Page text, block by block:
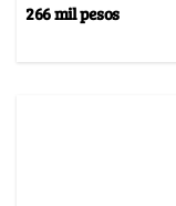
266 mil pesos